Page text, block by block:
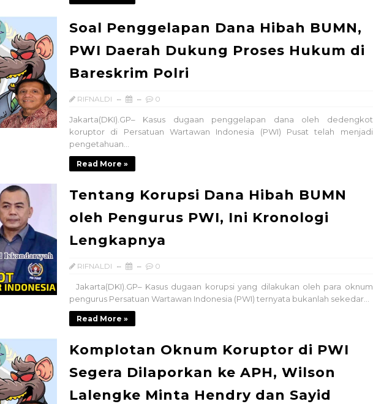
Soal Penggelapan Dana Hibah BUMN,
PWI Daerah Dukung Proses Hukum di
Bareskrim Polri
RIFNALDI 0
Jakarta(DKI).GP– Kasus dugaan penggelapan dana oleh dedengkot
koruptor di Persatuan Wartawan Indonesia (PWI) Pusat telah menjadi
pengetahuan...
Read More »
Tentang Korupsi Dana Hibah BUMN
oleh Pengurus PWI, Ini Kronologi
Lengkapnya
RIFNALDI 0
Jakarta(DKI).GP– Kasus dugaan korupsi yang dilakukan oleh para oknum
pengurus Persatuan Wartawan Indonesia (PWI) ternyata bukanlah sekedar...
Read More »
Komplotan Oknum Koruptor di PWI
Segera Dilaporkan ke APH, Wilson
Lalengke Minta Hendry dan Sayid